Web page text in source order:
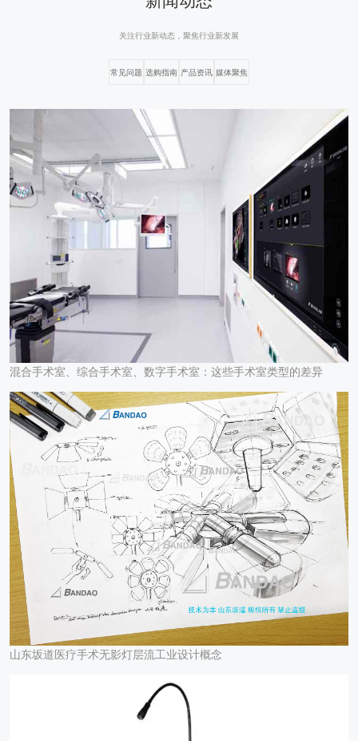
关注行业新动态，聚焦行业新发展
常见问题 选购指南 产品资讯 媒体聚焦
混合手术室、综合手术室、数字手术室：这些手术室类型的差异
山东坂道医疗手术无影灯层流工业设计概念